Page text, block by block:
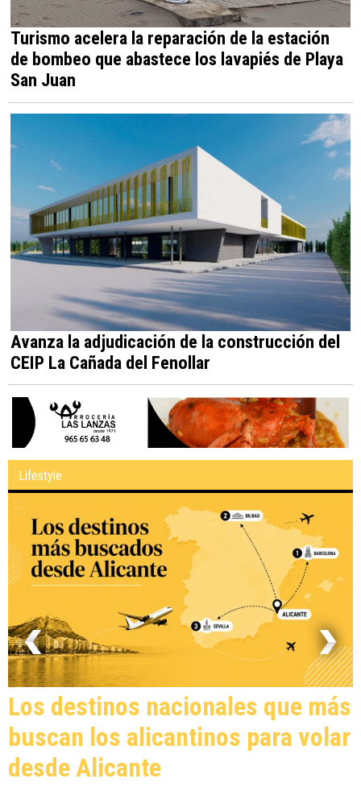
Turismo acelera la reparación de la estación
de bombeo que abastece los lavapiés de Playa
San Juan
Avanza la adjudicación de la construcción del
CEIP La Cañada del Fenollar
Lifestyle
Los destinos nacionales que más
buscan los alicantinos para volar
desde Alicante